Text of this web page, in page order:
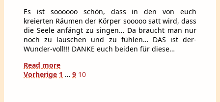
Es ist soooooo schön, dass in den von euch
kreierten Räumen der Körper sooooo satt wird, dass
die Seele anfängt zu singen… Da braucht man nur
noch zu lauschen und zu fühlen… DAS ist der-
Wunder-voll!!! DANKE euch beiden für diese…
Read more
Seitennummerierung
Vorherige 1 … 9 10